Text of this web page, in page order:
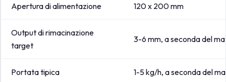
Apertura di alimentazione 120 x 200 mm
Output di rimacinazione
target
3-6 mm, a seconda del
Portata tipica 1-5 kg/h, a seconda del